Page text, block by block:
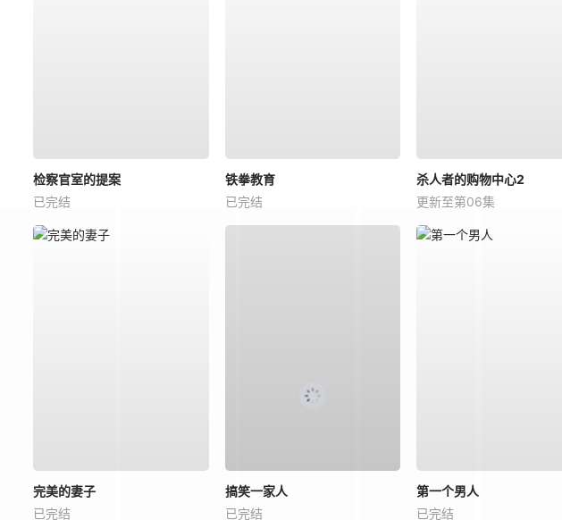
检察官室的提案
已完结
铁拳教育
已完结
杀人者的购物中心2
更新至第06集
完美的妻子
已完结
搞笑一家人
已完结
第一个男人
已完结